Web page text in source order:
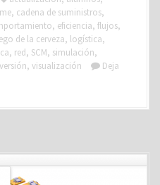
, cadena de suministros,
, eficiencia, flujos,
de la cerveza, logística,
, red, SCM, simulación,
versión, visualización
Deja